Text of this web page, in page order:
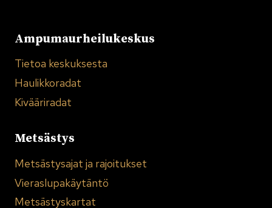
Ampumaurheilukeskus
Tietoa keskuksesta
Haulikkoradat
Kivääriradat
Metsästys
Metsästysajat ja rajoitukset
Vieraslupakäytäntö
Metsästyskartat